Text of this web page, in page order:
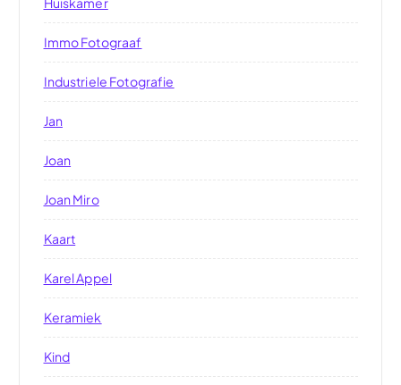
Immo Fotograaf
Industriele Fotografie
Jan
Joan
Joan Miro
Kaart
Karel Appel
Keramiek
Kind